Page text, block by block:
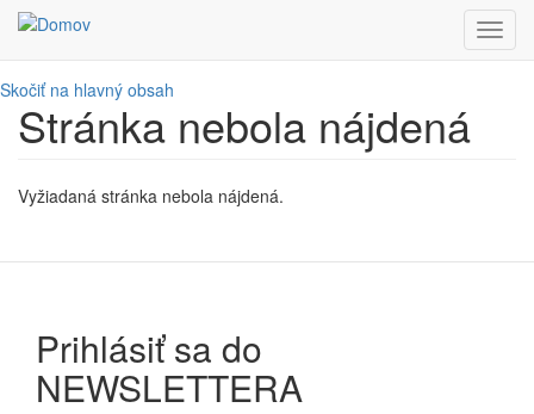
Skočiť na hlavný obsah
Stránka nebola nájdená
Vyžiadaná stránka nebola nájdená.
Prihlásiť sa do
NEWSLETTERA